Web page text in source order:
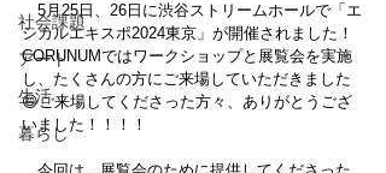
社会課題
アート
生活
暮らし
5月25日、26日に渋谷ストリームホールで「エ
シカルエキスポ2024東京」が開催されました！
CORUNUMではワークショップと展覧会を実施
し、たくさんの方にご来場していただきました
😄ご来場してくださった方々、ありがとうござ
いました！！！！